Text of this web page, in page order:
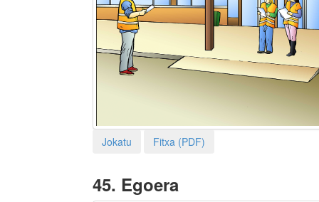
Jokatu Fitxa (PDF)
45. Egoera